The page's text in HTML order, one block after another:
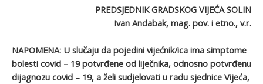
PREDSJEDNIK GRADSKOG VIJEĆA SOLIN
Ivan Andabak, mag. pov. i etno., v.r.
NAPOMENA: U slučaju da pojedini vijećnik/ica ima simptome
bolesti covid – 19 potvrđene od liječnika, odnosno potvrđenu
dijagnozu covid – 19, a želi sudjelovati u radu sjednice Vijeća,